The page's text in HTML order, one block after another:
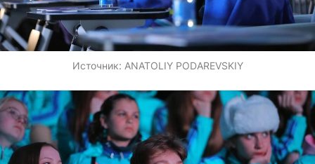
Источник: ANATOLIY PODAREVSKIY